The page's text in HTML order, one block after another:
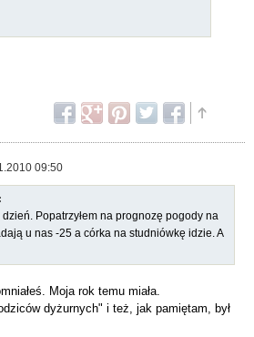
09:50
Popatrzyłem na prognozę pogody na
u nas -25 a córka na studniówkę idzie. A
Moja rok temu miała.
dyżurnych" i też, jak pamiętam, był